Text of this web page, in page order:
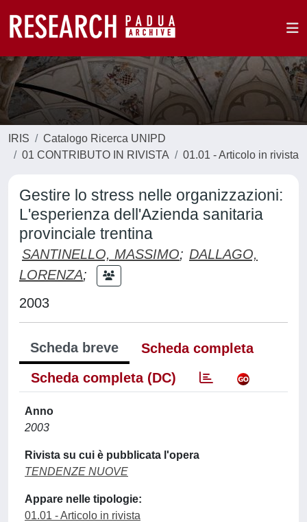
IRIS
Catalogo Ricerca UNIPD
01 CONTRIBUTO IN RIVISTA
01.01 - Articolo in rivista
Gestire lo stress nelle organizzazioni:
L'esperienza dell'Azienda sanitaria
provinciale trentina
SANTINELLO, MASSIMO; DALLAGO,
LORENZA;
2003
Scheda breve
Scheda completa
Scheda completa (DC)
Anno
2003
Rivista su cui è pubblicata l'opera
TENDENZE NUOVE
Appare nelle tipologie:
01.01 - Articolo in rivista